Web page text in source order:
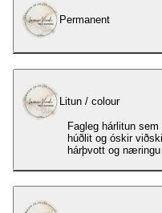
Permanent
Litun / colour
Fagleg hárlitun
húðlit og óskir
hárþvott og